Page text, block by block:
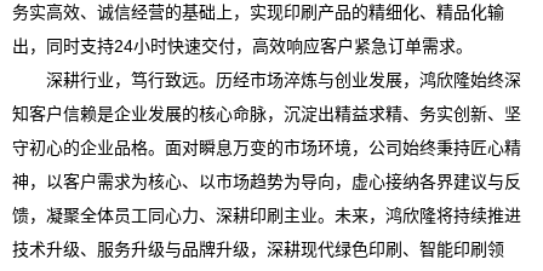
务实高效、诚信经营的基础上，实现印刷产品的精细化、精品化输
出，同时支持24小时快速交付，高效响应客户紧急订单需求。
深耕行业，笃行致远。历经市场淬炼与创业发展，鸿欣隆始终深
知客户信赖是企业发展的核心命脉，沉淀出精益求精、务实创新、坚
守初心的企业品格。面对瞬息万变的市场环境，公司始终秉持匠心精
神，以客户需求为核心、以市场趋势为导向，虚心接纳各界建议与反
馈，凝聚全体员工同心力、深耕印刷主业。未来，鸿欣隆将持续推进
技术升级、服务升级与品牌升级，深耕现代绿色印刷、智能印刷领